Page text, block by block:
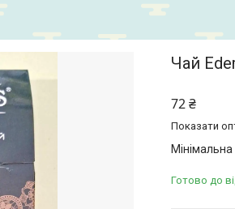
Чай
72 ₴
Показати
Готово до